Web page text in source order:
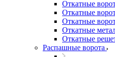
Откатные
Откатные
Откатные
Откатные
Откатные
Распашные ворота